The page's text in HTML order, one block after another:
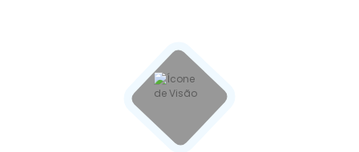
VISÃO